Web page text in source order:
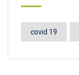
covid 19